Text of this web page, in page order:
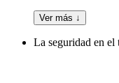
Ver más ↓
La seguridad en el